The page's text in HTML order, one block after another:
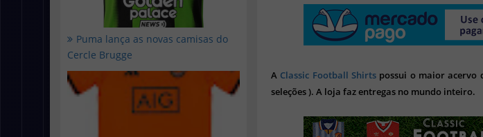
Puma lança as novas camisas do
Cercle Brugge
A Classic Football Shirts possui o maior acervo
seleções ). A loja faz entregas no mundo inteiro.